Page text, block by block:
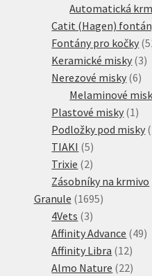
Automatická
Catit (Hagen)
Fontány pro kočky
Keramické misky 33
Nerezové misky 66
Melaminové
Plastové misky 1 1
Podložky pod misky
TIAKI 55
produktů
Trixie 22
produkty
Zásobníky na krmivo
Granule 16951695
4Vets 33
produkty
Affinity Advance 4949
Affinity Libra 1212
Almo Nature 2222